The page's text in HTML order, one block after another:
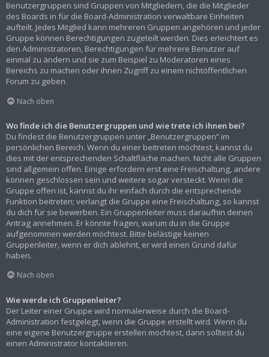
Benutzergruppen sind Gruppen von Mitgliedern, die die Mitglieder
des Boards in für die Board-Administration verwaltbare Einheiten
aufteilt. Jedes Mitglied kann mehreren Gruppen angehören und jeder
Gruppe können Berechtigungen zugeteilt werden. Dies erleichtert es
den Administratoren, Berechtigungen für mehrere Benutzer auf
einmal zu ändern und sie zum Beispiel zu Moderatoren eines
Bereichs zu machen oder ihnen Zugriff zu einem nichtöffentlichen
Forum zu geben.
Nach oben
Wo finde ich die Benutzergruppen und wie trete ich ihnen bei?
Du findest die Benutzergruppen unter „Benutzergruppen“ im
persönlichen Bereich. Wenn du einer beitreten möchtest, kannst du
dies mit der entsprechenden Schaltfläche machen. Nicht alle Gruppen
sind allgemein offen. Einige erfordern erst eine Freischaltung, andere
können geschlossen sein und weitere sogar versteckt. Wenn die
Gruppe offen ist, kannst du ihr einfach durch die entsprechende
Funktion beitreten; verlangt die Gruppe eine Freischaltung, so kannst
du dich für sie bewerben. Ein Gruppenleiter muss daraufhin deinen
Antrag annehmen. Er könnte fragen, warum du in die Gruppe
aufgenommen werden möchtest. Bitte belästige keinen
Gruppenleiter, wenn er dich ablehnt, er wird einen Grund dafür
haben.
Nach oben
Wie werde ich Gruppenleiter?
Der Leiter einer Gruppe wird normalerweise durch die Board-
Administration festgelegt, wenn die Gruppe erstellt wird. Wenn du
eine eigene Benutzergruppe erstellen möchtest, dann solltest du
einen Administrator kontaktieren.